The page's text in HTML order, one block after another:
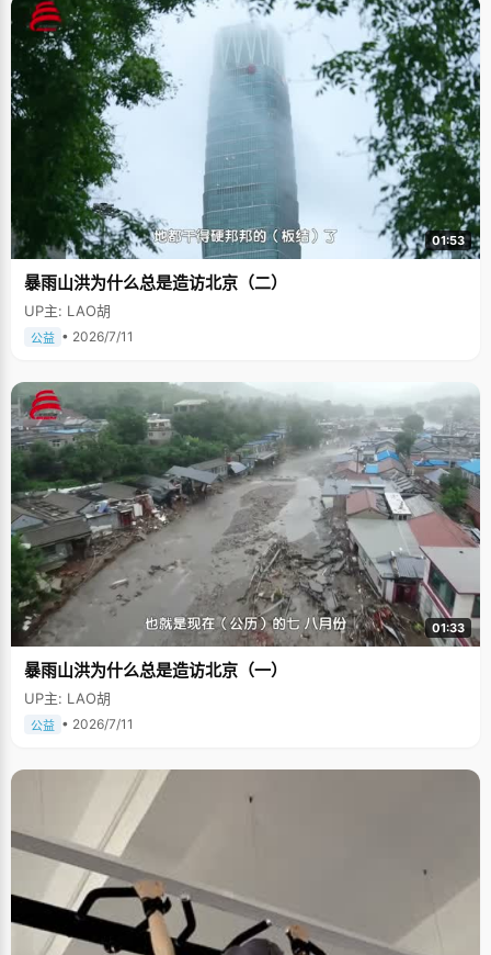
01:53
暴雨山洪为什么总是造访北京（二）
UP主: LAO胡
公益 • 2026/7/11
01:33
暴雨山洪为什么总是造访北京（一）
UP主: LAO胡
公益 • 2026/7/11